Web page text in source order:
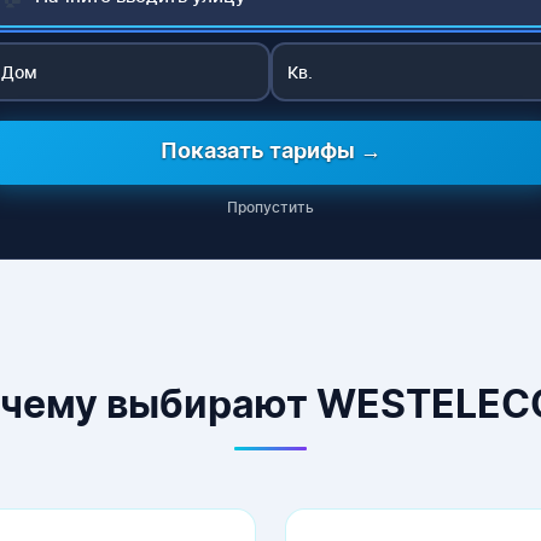
Показать тарифы →
Пропустить
выбирают